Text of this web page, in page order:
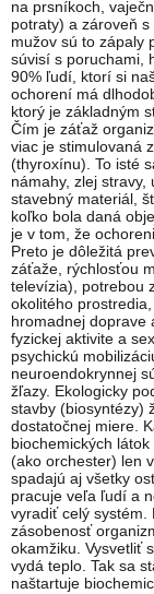
na prsníkoch,
potraty) a zároveň
mužov sú to zápaly
súvisí s poruchami,
90% ľudí, ktorí si
ochorení má
ktorý je základným
Čím je záťaž
viac je stimulovaná
(thyroxínu). To isté
námahy, zlej
stavebný materiál,
koľko bola daná
je v tom, že
Preto je dôležitá
záťaže, rýchlosťou
televízia), potrebou
okolitého
hromadnej doprave
fyzickej aktivite a
psychickú
neuroendokrynnej
žľazy. Ekologicky
stavby (biosyntézy)
dostatočnej miere.
biochemických
(ako orchester) len
spadajú aj všetky
pracuje veľa ľudí a
vyradiť celý systém.
zásobenosť
okamžiku. Vysvetliť
vydá teplo. Tak sa
naštartuje